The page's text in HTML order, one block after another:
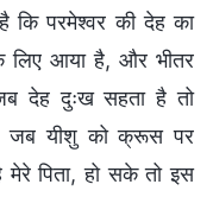
कि परमेश्वर की देह का
लिए आया है, और भीतर
देह दुःख सहता है तो
जब यीशु को क्रूस पर
मेरे पिता, हो सके तो इस